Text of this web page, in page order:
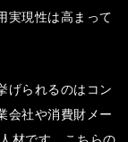
実現性は高まって
られるのはコン
会社や消費財メー
材です。こちらの